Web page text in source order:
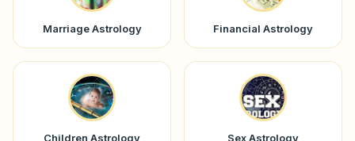
Marriage Astrology Financial Astrology
Children Astrology Sex Astrology